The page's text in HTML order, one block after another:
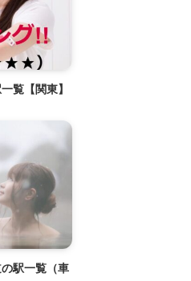
覧【関東】
の駅一覧（車